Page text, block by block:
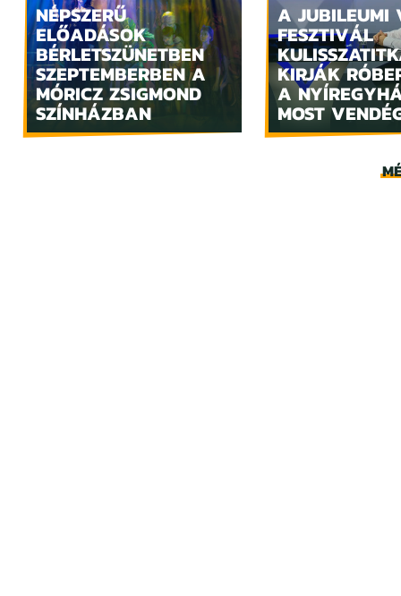
NÉPSZERŰ
ELŐADÁSOK
BÉRLETSZÜNETBEN
SZEPTEMBERBEN A
MÓRICZ ZSIGMOND
SZÍNHÁZBAN
A JUBILEUMI
FESZTIVÁL
KIRJÁK
A
MOST